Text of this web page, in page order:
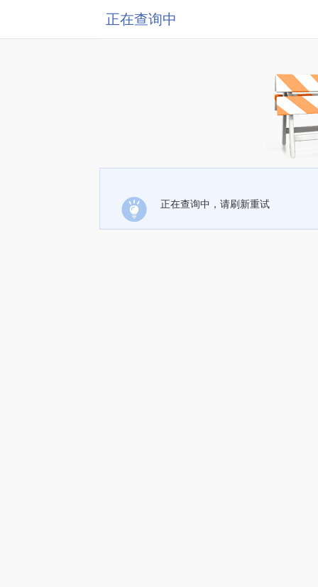
正在查询中
正在查询中，请刷新重试